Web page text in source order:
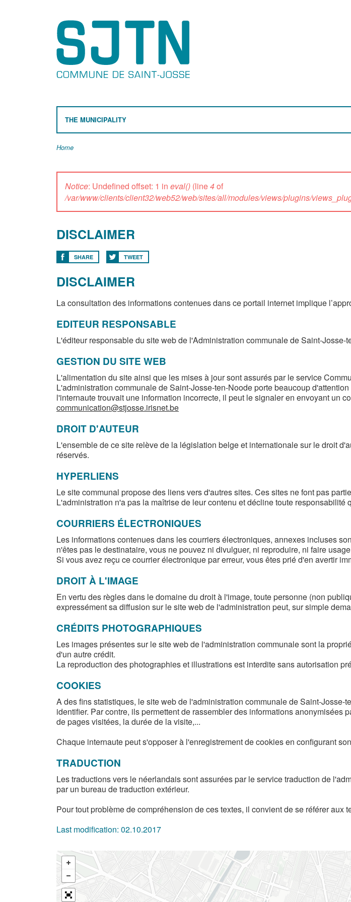
THE MUNICIPALITY
Home
Notice: Undefined offset: 1 in eval() (line4of
/var/www/clients/client32/web52/web/sites/all/modules/views/plugins/
DISCLAIMER
SHARE TWEET
DISCLAIMER
La consultation des informations contenues dans ce portail internet implique
EDITEUR RESPONSABLE
L'éditeur responsable du site web de l'Administration communale de Saint-Josse-
GESTION DU SITE WEB
L'alimentation du site ainsi que les mises à jour sont assurés par le service
L'administration communale de Saint-Josse-ten-Noode porte beaucoup
l'internaute trouvait une information incorrecte, il peut le signaler en envoyant un
communication@stjosse.irisnet.be
DROIT D'AUTEUR
L'ensemble de ce site relève de la législation belge et internationale sur le droit
réservés.
HYPERLIENS
Le site communal propose des liens vers d'autres sites. Ces sites ne font pas
L'administration n'a pas la maîtrise de leur contenu et décline toute responsabilité
COURRIERS ÉLECTRONIQUES
Les informations contenues dans les courriers électroniques, annexes incluses
n'êtes pas le destinataire, vous ne pouvez ni divulguer, ni reproduire, ni faire
Si vous avez reçu ce courrier électronique par erreur, vous êtes prié d'en avertir
DROIT À L'IMAGE
En vertu des règles dans le domaine du droit à l'image, toute personne (non
expressément sa diffusion sur le site web de l'administration peut, sur simple
CRÉDITS PHOTOGRAPHIQUES
Les images présentes sur le site web de l'administration communale sont la
d'un autre crédit.
La reproduction des photographies et illustrations est interdite sans autorisation
COOKIES
A des fins statistiques, le site web de l'administration communale de Saint-
identifier. Par contre, ils permettent de rassembler des informations
de pages visitées, la durée de la visite,...
Chaque internaute peut s'opposer à l'enregistrement de cookies en configurant
TRADUCTION
Les traductions vers le néerlandais sont assurées par le service traduction de
par un bureau de traduction extérieur.
Pour tout problème de compréhension de ces textes, il convient de se référer
Last modification: 02.10.2017